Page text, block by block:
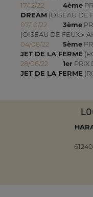
17/12/22
4ème
DREAM(OISEAU DE
07/10/22
3ème
(OISEAU DE FEUX x
04/08/22
5ème
JET DE LA FERME
28/06/22
1erPRIX
JET DE LA FERME